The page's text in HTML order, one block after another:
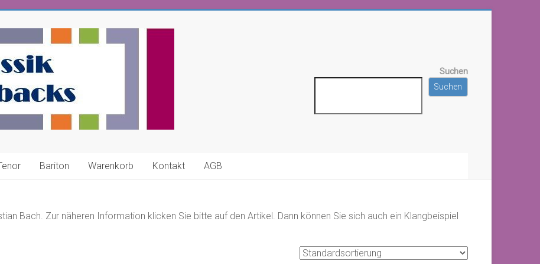
Suchen
Suchen
Bariton Warenkorb Kontakt AGB
Bach. Zur näheren Information klicken Sie bitte auf den Artikel. Dann können Sie sich auch ein Klangbeispiel